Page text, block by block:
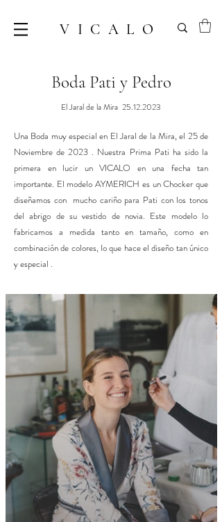
VICALO
Boda Pati y Pedro
El Jaral de la Mira 25.12.2023
Una Boda muy especial en El Jaral de la Mira, el 25 de
Noviembre de 2023 . Nuestra Prima Pati ha sido la
primera en lucir un VICALO en una fecha tan
importante. El modelo AYMERICH es un Chocker que
diseñamos con mucho cariño para Pati con los tonos
del abrigo de su vestido de novia. Este modelo lo
fabricamos a medida tanto en tamaño, como en
combinación de colores, lo que hace el diseño tan único
y especial .